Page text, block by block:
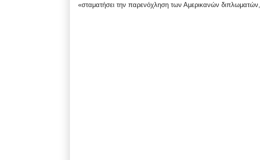
«σταματήσει την παρενόχληση των Αμερικανών διπλωματών,